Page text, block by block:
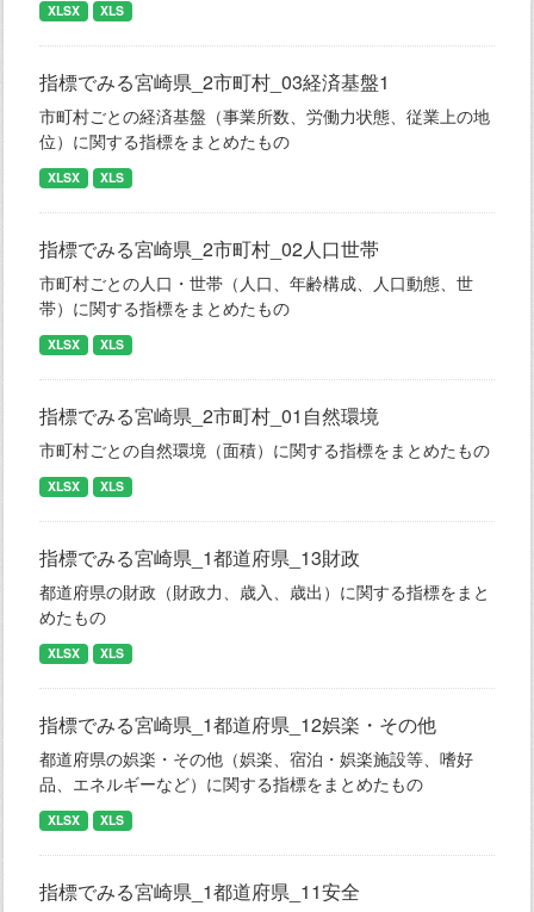
XLSX XLS
指標でみる宮崎県_2市町村_03経済基盤1
市町村ごとの経済基盤（事業所数、労働力状態、従業上の地
位）に関する指標をまとめたもの
XLSX XLS
指標でみる宮崎県_2市町村_02人口世帯
市町村ごとの人口・世帯（人口、年齢構成、人口動態、世
帯）に関する指標をまとめたもの
XLSX XLS
指標でみる宮崎県_2市町村_01自然環境
市町村ごとの自然環境（面積）に関する指標をまとめたもの
XLSX XLS
指標でみる宮崎県_1都道府県_13財政
都道府県の財政（財政力、歳入、歳出）に関する指標をまと
めたもの
XLSX XLS
指標でみる宮崎県_1都道府県_12娯楽・その他
都道府県の娯楽・その他（娯楽、宿泊・娯楽施設等、嗜好
品、エネルギーなど）に関する指標をまとめたもの
XLSX XLS
指標でみる宮崎県_1都道府県_11安全